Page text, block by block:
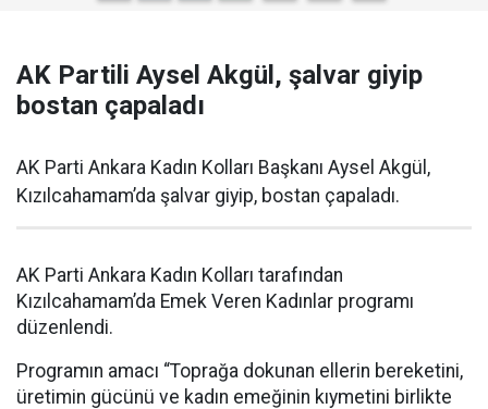
AK Partili Aysel Akgül, şalvar giyip
bostan çapaladı
AK Parti Ankara Kadın Kolları Başkanı Aysel Akgül,
Kızılcahamam’da şalvar giyip, bostan çapaladı.
AK Parti Ankara Kadın Kolları tarafından
Kızılcahamam’da Emek Veren Kadınlar programı
düzenlendi.
Programın amacı “Toprağa dokunan ellerin bereketini,
üretimin gücünü ve kadın emeğinin kıymetini birlikte